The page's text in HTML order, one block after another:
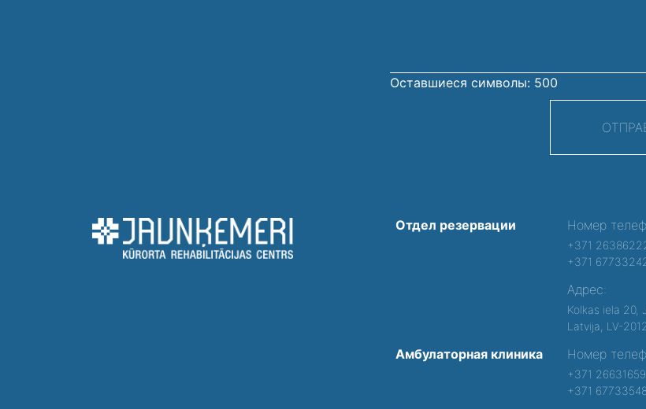
Оставшиеся символы: 500
Отдел резервации Номер
+371
+371
Адрес:
Kolkas iela 20,
Latvija, LV-2012
Амбулаторная клиника Номер
+371 26631659
+371